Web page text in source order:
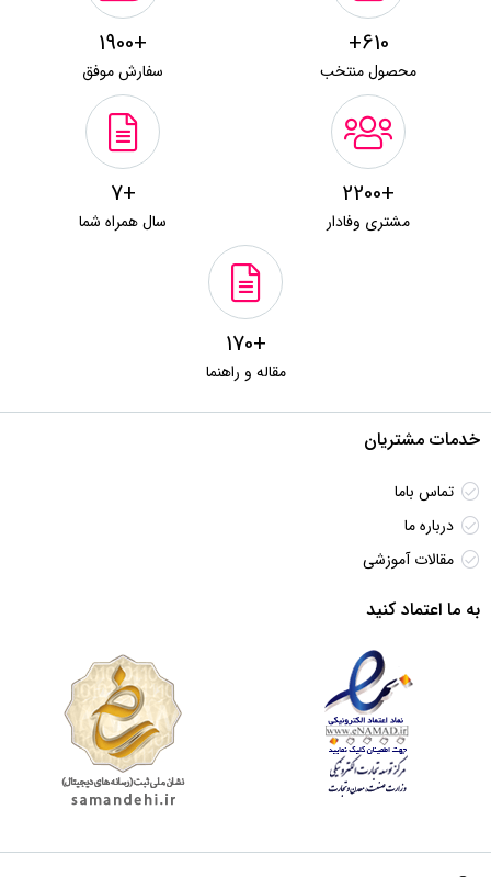
610+
محصول منتخب
+1900
سفارش موفق
+2200
مشتری وفادار
+7
سال همراه شما
+170
مقاله و راهنما
خدمات مشتریان
تماس باما
درباره ما
مقالات آموزشی
به ما اعتماد کنید